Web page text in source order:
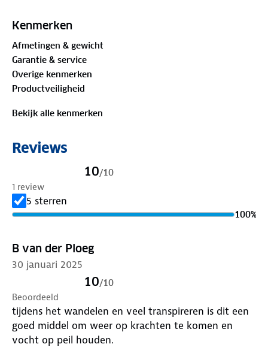
zoutenpreparaat waarmee de opname van water
glucose- en zoutgehalte weer op orde te krijgen. De
sachets zijn geschikt voor alle leeftijden. Ideaal om
mee te nemen op reis, tijdens een inspannende
wandeltocht of tijdens het sporten.
Care Plus® O.R.S. is een voedingssupplement. Een
een gezonde levensstijl worden gebruikt.
Functionaliteiten:
✓ Glucose-zoutenpreparaat met
granaatappel/sinaasappelsmaak
✓ Bevordert de vochtopname
✓ Geschikt voor alle leeftijden.
Specificaties:
53 gram
Ingrediënten:
Glucose, Daxtrin, Sodium Chloride, Sodium
Hydrogen Carbonate, Acid Citric Acid, Potassium
Kenmerken
Afmetingen & gewicht
Garantie & service
Overige kenmerken
Productveiligheid
Bekijk alle kenmerken
Reviews
10/10
1 review
5 sterren
100%
B van der Ploeg
30 januari 2025
10/10
Beoordeeld
tijdens het wandelen en veel transpireren is dit een
goed middel om weer op krachten te komen en
vocht op peil houden.